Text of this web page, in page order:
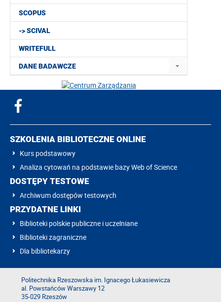
SCOPUS
-> SCIVAL
WRITEFULL
DANE BADAWCZE
SZKOLENIA BIBLIOTECZNE ONLINE
Kurs podstawowy
Analiza cytowań na podstawie bazy Web of Science
DOSTĘPY TESTOWE
Archiwum dostępów testowych
PRZYDATNE LINKI
Biblioteki polskie publiczne i uczelniane
Biblioteki zagraniczne
Dla bibliotekarzy
Politechnika Rzeszowska im. Ignacego Łukasiewicza
al. Powstańców Warszawy 12
35-029 Rzeszów